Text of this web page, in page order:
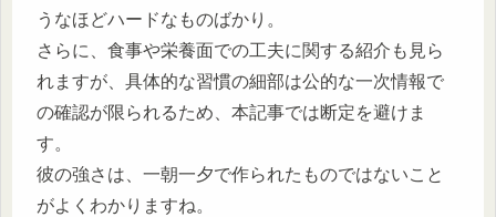
うなほどハードなものばかり。
さらに、 食事や栄養面での工夫に関する紹介も見ら
れますが、具体的な習慣の細部は公的な一次情報で
の確認が限られるため、本記事では断定を避けま
す。
彼の強さは、一朝一夕で作られたものではないこと
がよくわかりますね。